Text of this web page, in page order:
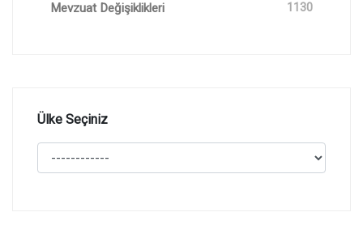
Mevzuat Değişiklikleri 1130
Ülke Seçiniz